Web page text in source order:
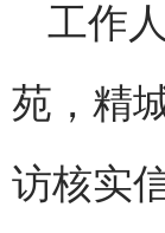
工作
苑，精
访核实